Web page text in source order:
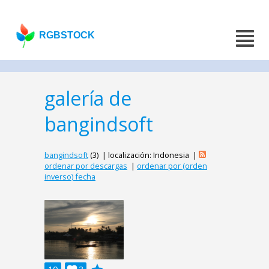
RGBSTOCK
galería de
bangindsoft
bangindsoft(3) | localización: Indonesia |
ordenar por descargas | ordenar por (orden
inverso) fecha